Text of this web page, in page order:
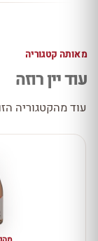
מאותה קטגוריה
עוד יין רוזה
עוד מהקטגוריה